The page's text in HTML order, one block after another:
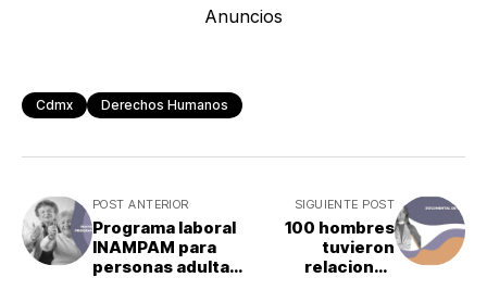
Anuncios
Cdmx Derechos Humanos
POST ANTERIOR
Programa laboral
INAMPAM para
personas adultas
SIGUIENTE POST
100 hombres
tuvieron
relaciones